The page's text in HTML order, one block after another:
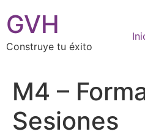
GVH
Construye tu éxito
M4 –
Sesiones